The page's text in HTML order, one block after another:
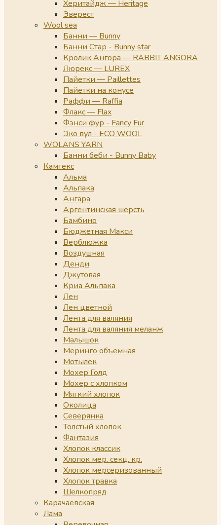
Херитайдж — Heritage
Эверест
Wool sea
Банни — Bunny
Банни Стар - Bunny star
Кролик Ангора — RABBIT ANGORA
Люрекс — LUREX
Пайетки — Paillettes
Пайетки на конусе
Раффи — Raffia
Флакс — Flax
Фэнси фур - Fancy Fur
Эко вул - ECO WOOL
WOLANS YARN
Банни беби - Bunny Baby
Камтекс
Альма
Альпака
Ангара
Аргентинская шерсть
Бамбино
Бюджетная Макси
Верблюжка
Воздушная
Денди
Джутовая
Криа Альпака
Лен
Лен цветной
Лента для валяния
Лента для валяния меланж
Малышок
Меринго объемная
Мотылёк
Мохер Голд
Мохер с хлопком
Мягкий хлопок
Околица
Северянка
Толстый хлопок
Фантазия
Хлопок классик
Хлопок мер. секц. кр.
Хлопок мерсеризованный
Хлопок травка
Шелкопряд
Карачаевская
Лама